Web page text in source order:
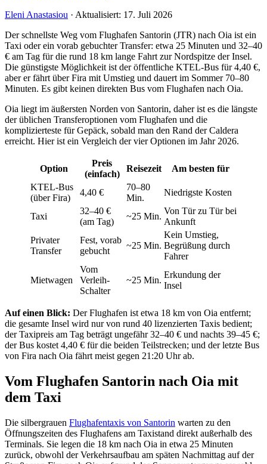
Eleni Anastasiou · Aktualisiert: 17. Juli 2026
Der schnellste Weg vom Flughafen Santorin (JTR) nach Oia ist ein
Taxi oder ein vorab gebuchter Transfer: etwa 25 Minuten und 32–40
€ am Tag für die rund 18 km lange Fahrt zur Nordspitze der Insel.
Die günstigste Möglichkeit ist der öffentliche KTEL-Bus für 4,40 €,
aber er fährt über Fira mit Umstieg und dauert im Sommer 70–80
Minuten. Es gibt keinen direkten Bus vom Flughafen nach Oia.
Oia liegt im äußersten Norden von Santorin, daher ist es die längste
der üblichen Transferoptionen vom Flughafen und die
komplizierteste für Gepäck, sobald man den Rand der Caldera
erreicht. Hier ist ein Vergleich der vier Optionen im Jahr 2026.
Option
Preis
(einfach)
Reisezeit
Am besten für
KTEL-Bus
(über Fira)
4,40 €
70–80
Min.
Niedrigste Kosten
Taxi
32–40 €
(am Tag)
~25 Min.
Von Tür zu Tür bei
Ankunft
Privater
Transfer
Fest, vorab
gebucht
~25 Min.
Kein Umstieg,
Begrüßung durch
Fahrer
Mietwagen
Vom
Verleih-
Schalter
~25 Min.
Erkundung der
Insel
Auf einen Blick: Der Flughafen ist etwa 18 km von Oia entfernt;
die gesamte Insel wird nur von rund 40 lizenzierten Taxis bedient;
der Taxipreis am Tag beträgt ungefähr 32–40 € und nachts 39–45 €;
der Bus kostet 4,40 € für die beiden Teilstrecken; und der letzte Bus
von Fira nach Oia fährt meist gegen 21:20 Uhr ab.
Vom Flughafen Santorin nach Oia mit
dem Taxi
Die silbergrauen Flughafentaxis von Santorin warten zu den
Öffnungszeiten des Flughafens am Taxistand direkt außerhalb des
Terminals. Sie legen die 18 km nach Oia in etwa 25 Minuten
zurück, obwohl der Verkehrsaufbau am späten Nachmittag auf der